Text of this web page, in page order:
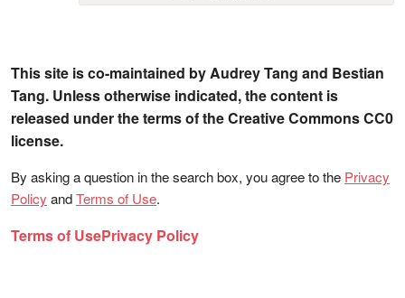
This site is co-maintained by Audrey Tang and Bestian
Tang. Unless otherwise indicated, the content is
released under the terms of the Creative Commons CC0
license.
By asking a question in the search box, you agree to the Privacy
Policy andTerms of Use.
Terms of UsePrivacy Policy